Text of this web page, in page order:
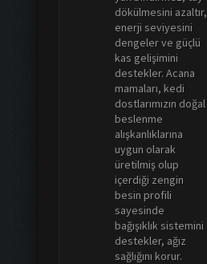
dökülmesini azaltır,
enerji seviyesini
dengeler ve güçlü
kas gelişimini
destekler. Acana
mamaları, kedi
dostlarımızın doğal
beslenme
alışkanlıklarına
uygun olarak
üretilmiş olup
içerdiği zengin
besin profili
sayesinde
bağışıklık sistemini
destekler, ağız
sağlığını korur.